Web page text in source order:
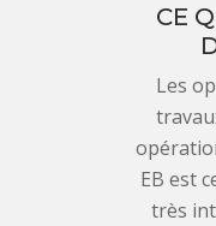
CE
Les
EB est
très